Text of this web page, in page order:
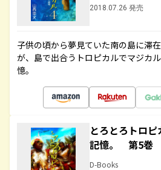
2018.07.26 発売
子供の頃から夢見ていた南の島に滞
が、島で出合うトロピカルでマジカ
憶。
とろとろトロ
記憶。 第5巻
D-Books